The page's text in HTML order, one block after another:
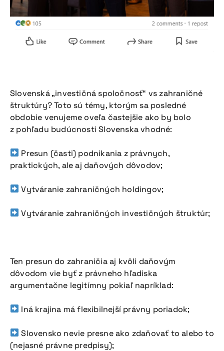
Slovenská „investičná spoločnosť“ vs zahraničné
štruktúry? Toto sú témy, ktorým sa posledné
obdobie venujeme oveľa častejšie ako by bolo
z pohľadu budúcnosti Slovenska vhodné:
Presun (časti) podnikania z právnych,
praktických, ale aj daňových dôvodov;
Vytváranie zahraničných holdingov;
Vytváranie zahraničných investičných štruktúr;
Ten presun do zahraničia aj kvôli daňovým
dôvodom vie byť z právneho hľadiska
argumentačne legitímny pokiaľ napríklad:
Iná krajina má flexibilnejší právny poriadok;
Slovensko nevie presne ako zdaňovať to alebo to
(nejasné právne predpisy);